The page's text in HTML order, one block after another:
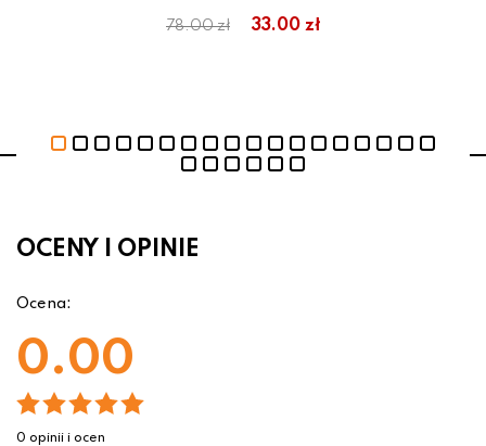
78.00 zł 33.00 zł
OCENY I OPINIE
Ocena:
0.00
0 opinii i ocen